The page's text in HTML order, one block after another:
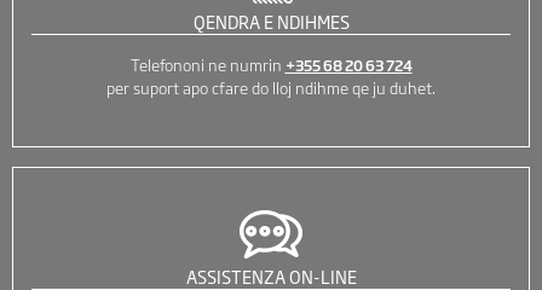
QENDRA E NDIHMES
Telefononi ne numrin +355 68 20 63 724
per suport apo cfare do lloj ndihme qe ju duhet.
ASSISTENZA ON-LINE